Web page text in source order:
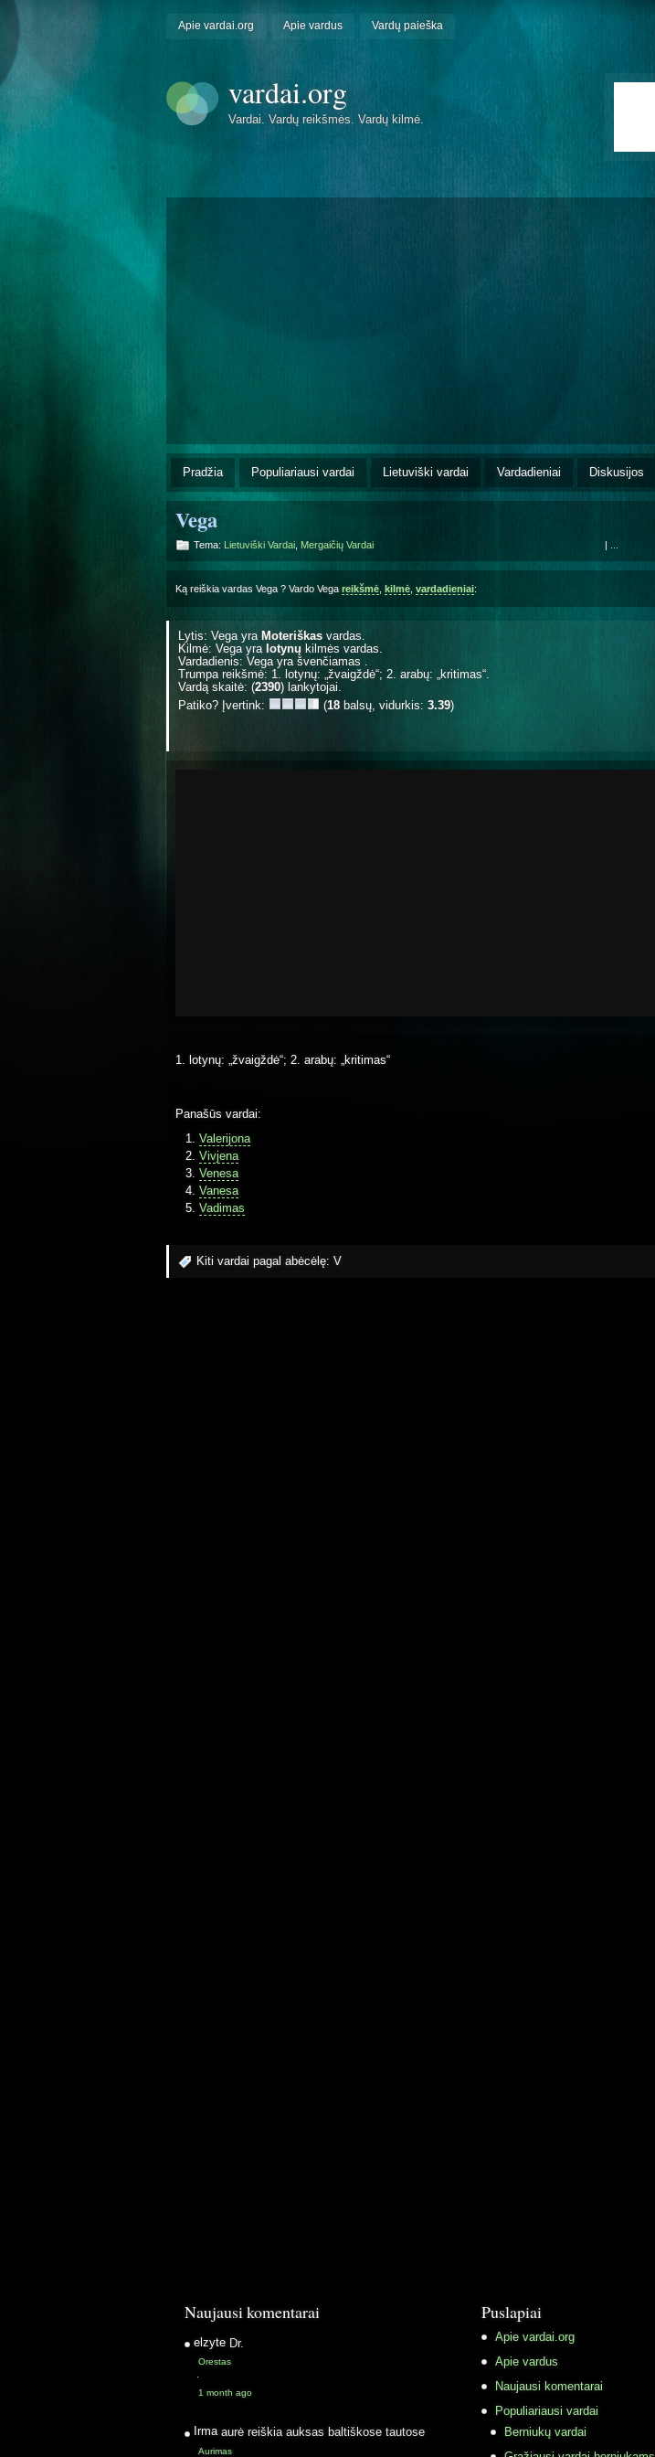
Apie vardai.org Apie vardus Vardų paieška
vardai.org
Vardai. Vardų reikšmės. Vardų kilmė.
Pradžia Populiariausi vardai Lietuviški vardai Vardadieniai Diskusijos
Vega
Tema: Lietuviški Vardai Mergaičių Vardai |
Ką reiškia vardas Vega ? Vardo Vega reikšmė kilmė vardadieniai:
Lytis: Vega yra Moteriškas vardas.
Kilmė: Vega yra lotynų kilmės vardas.
Vardadienis: Vega yra švenčiamas
Trumpa reikšmė: 1. lotynų: „žvaigždė“; 2. arabų: „kritimas“.
Vardą skaitė: (2390) lankytojai.
Patiko? Įvertink:
(18 balsų, vidurkis: 3.39)
1. lotynų: „žvaigždė“; 2. arabų: „kritimas“
Panašūs vardai:
Valerijona
Vivjena
Venesa
Vanesa
Vadimas
Kiti vardai pagal abėcėlę: V
Naujausi komentarai
elzyte Dr.
Orestas
·
1 month ago
Irma aurė reiškia auksas baltiškose tautose
Aurimas
Puslapiai
Apie vardai.org
Apie vardus
Naujausi komentarai
Populiariausi vardai
Berniukų vardai